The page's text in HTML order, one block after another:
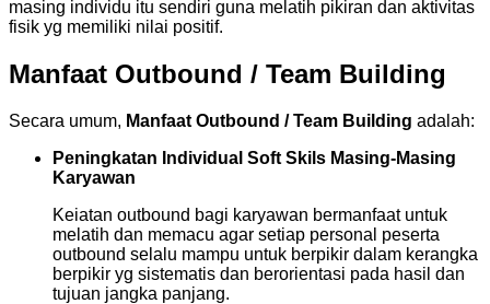
masing individu itu sendiri guna melatih pikiran dan aktivitas
fisik yg memiliki nilai positif.
Manfaat Outbound / Team Building
Secara umum, Manfaat Outbound / Team Building adalah:
Peningkatan Individual Soft Skils Masing-Masing
Karyawan
Keiatan outbound bagi karyawan bermanfaat untuk
melatih dan memacu agar setiap personal peserta
outbound selalu mampu untuk berpikir dalam kerangka
berpikir yg sistematis dan berorientasi pada hasil dan
tujuan jangka panjang.